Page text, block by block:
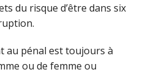
du risque d’être dans six
au pénal est toujours à
ou de femme ou